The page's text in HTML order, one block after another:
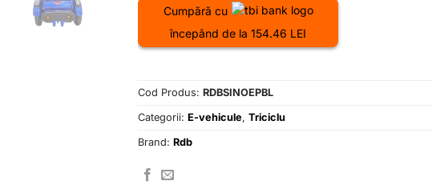
Cumpără cu
începând de la 154.46 LEI
Cod Produs: RDBSINOEPBL
Categorii: E-vehicule, Triciclu
Brand: Rdb